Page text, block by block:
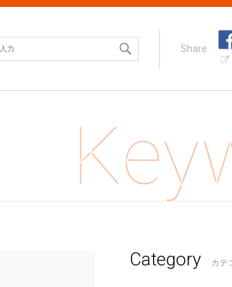
Share
違反者には「反省文の音読
Category カテ